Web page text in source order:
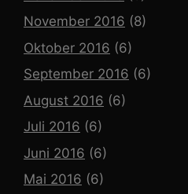
November 2016 (8)
Oktober 2016 (6)
September 2016 (6)
August 2016 (6)
Juli 2016 (6)
Juni 2016 (6)
Mai 2016 (6)